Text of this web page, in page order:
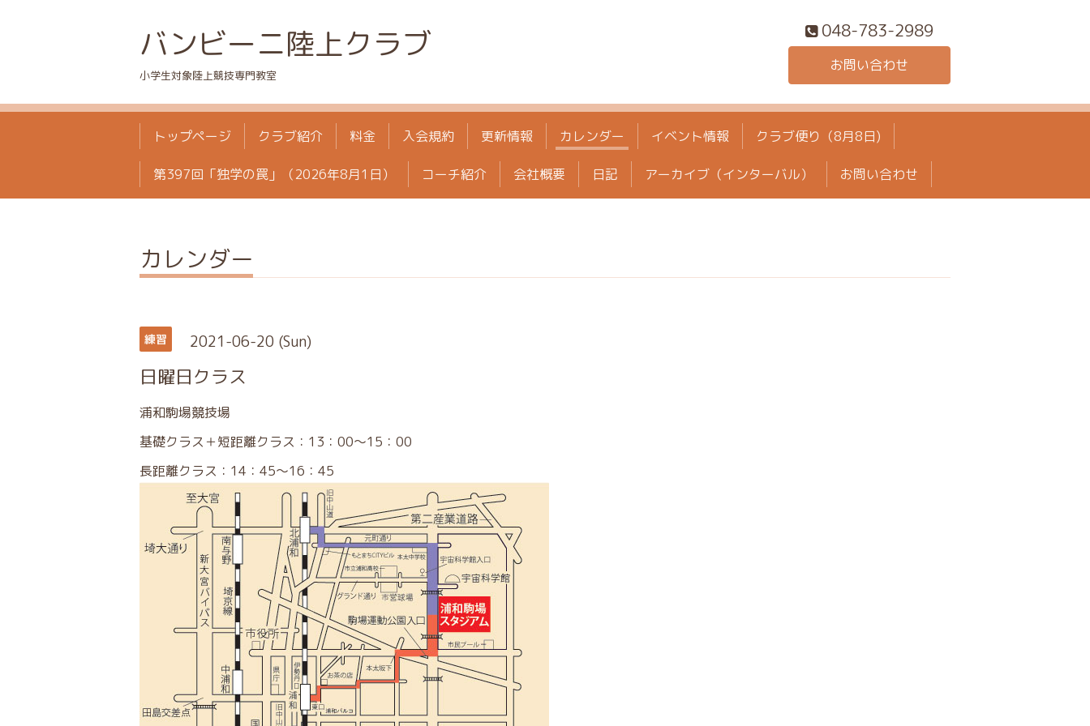
バンビーニ陸上クラブ
小学生対象陸上競技専門教室
048-783-2989
お問い合わせ
トップページ クラブ紹介 料金 入会規約 更新情報 カレンダー イベント情報 クラブ便り（8月8日)
第397回「独学の罠」（2026年8月1日） コーチ紹介 会社概要 日記 アーカイブ（インターバル） お問い合わせ
カレンダー
練習 2021-06-20 (Sun)
日曜日クラス
浦和駒場競技場
基礎クラス＋短距離クラス：13：00～15：00
長距離クラス：14：45～16：45